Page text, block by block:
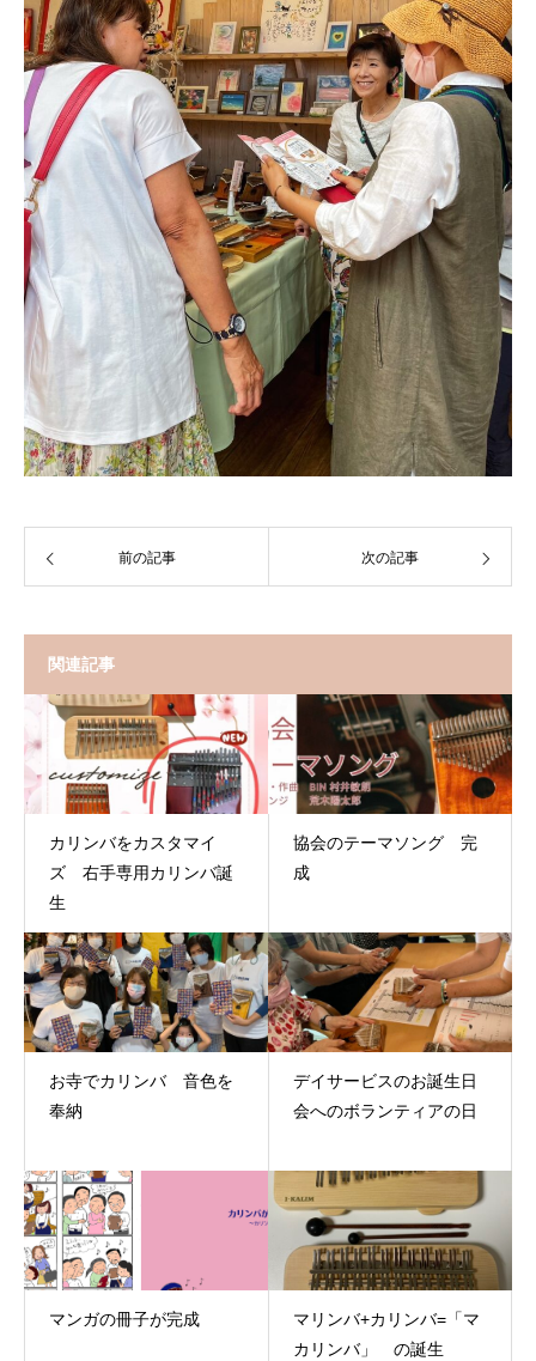
前の記事 次の記事
関連記事
カリンバをカスタマイ
ズ 右手専用カリンバ誕
生
協会のテーマソング 完
成
お寺でカリンバ 音色を
奉納
デイサービスのお誕生日
会へのボランティアの日
マンガの冊子が完成
マリンバ+カリンバ=「マ
カリンバ」 の誕生